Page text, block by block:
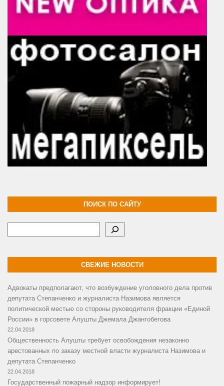
ПОИСК ПО САЙТУ
СВЕЖИЕ НОВОСТИ
Адвокаты предполагают, что возбуждение уголовного дела против
депутата Степанченко и журналиста Назимова является
политической местью со стороны руководителя фракции «Единой
России» в горсовете Алушты Джемала Джангобегова
22.04.2018
Общественность Алушты требует освобождения незаконно
арестованных по заказу местной власти журналиста Назимова и
депутата Степанченко
22.04.2018
Государственный пожарный надзор информирует!